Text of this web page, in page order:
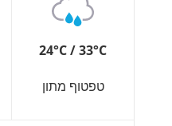
24°C / 33°C
טפטוף מתון